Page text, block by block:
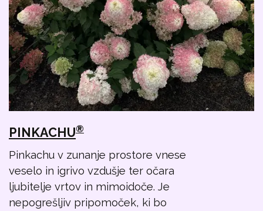
PINKACHU®
Pinkachu v zunanje prostore vnese
veselo in igrivo vzdušje ter očara
ljubitelje vrtov in mimoidoče. Je
nepogrešljiv pripomoček, ki bo